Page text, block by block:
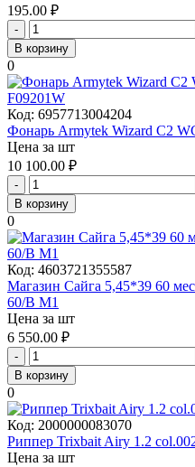
195.00 ₽
-
В корзину
0
Код: 6957713004204
Фонарь Armytek Wizard C2
Цена за шт
10 100.00 ₽
-
В корзину
0
Код: 4603721355587
Магазин Сайга 5,45*39 60
60/B М1
Цена за шт
6 550.00 ₽
-
В корзину
0
Код: 2000000083070
Риппер Trixbait Airy 1.2
Цена за шт